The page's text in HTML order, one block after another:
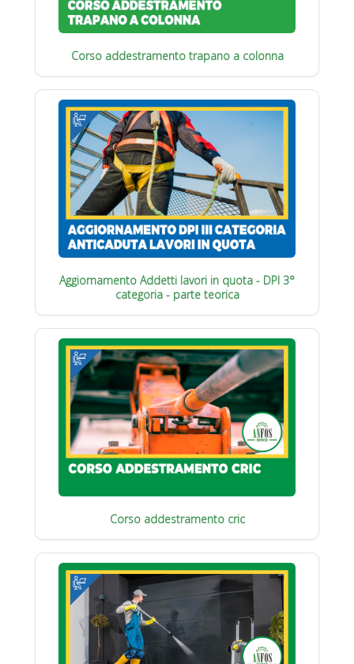
Corso addestramento trapano a colonna
Aggiornamento Addetti lavori in quota - DPI 3°
categoria - parte teorica
Corso addestramento cric